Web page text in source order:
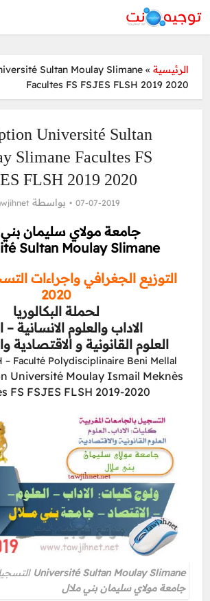
الرئيسية »
Sultan Moulay Slimane
Facultes FS FSJES FLSH 2019 2020
Université Sultan
Slimane Facultes FS
FLSH 2019 2020
07-07-2019 بواسطة
جامعة مولاي سليمان
Sultan Moulay Slimane
2020
لحملة البكالوريا
الاداب والعلوم الانسانية –
العلوم القانونية و الاقتصادية
– Faculté Polydisciplinaire Beni Mellal
Université Moulay Ismail Meknès
FS FSJES FLSH 2019-2020
Université Sultan Moulay Slimane
جامعة مولاي سليمان بني ملال